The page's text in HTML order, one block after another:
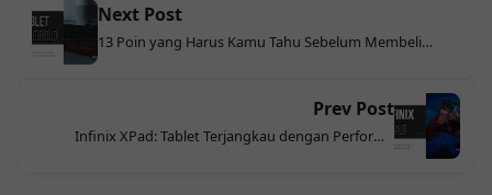
Next Post
13 Poin yang Harus Kamu Tahu Sebelum Membeli
Prev Post
Infinix XPad: Tablet Terjangkau dengan Performa